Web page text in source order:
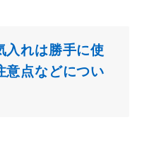
れは勝手に使
意点などについ